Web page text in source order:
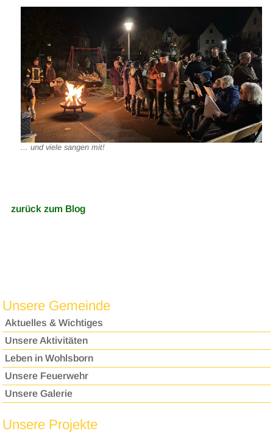
... und viele sangen mit!
zurück zum Blog
Unsere Gemeinde
Aktuelles & Wichtiges
Unsere Aktivitäten
Leben in Wohlsborn
Unsere Feuerwehr
Unsere Galerie
Unsere Projekte